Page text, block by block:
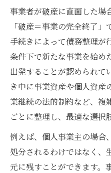
事業者が破産に直面した場
「破産＝事業の完全終了
手続きによって債務整理が
条件下で新たな事業を始め
出発することが認められて
き中に事業資産や個人資産
業継続の法的制約など、複
ごとに整理し、最適な選択
例えば、個人事業主の場合
処分されるわけではなく、
元に残すことができます。